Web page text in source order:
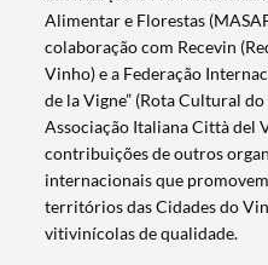
Termo de Pesquisa
Alimentar e Florestas
colaboração com Recevin
Vinho) e a Federação
de la Vigne” (Rota Cultural
Associação Italiana Città del
contribuições de outros
internacionais que
territórios das Cidades do
vitivinícolas de qualidade.